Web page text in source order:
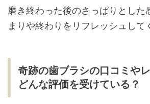
磨き終わった後のさっぱりとした
まりや終わりをリフレッシュして
奇跡の歯ブラシの口コミや
どんな評価を受けている？